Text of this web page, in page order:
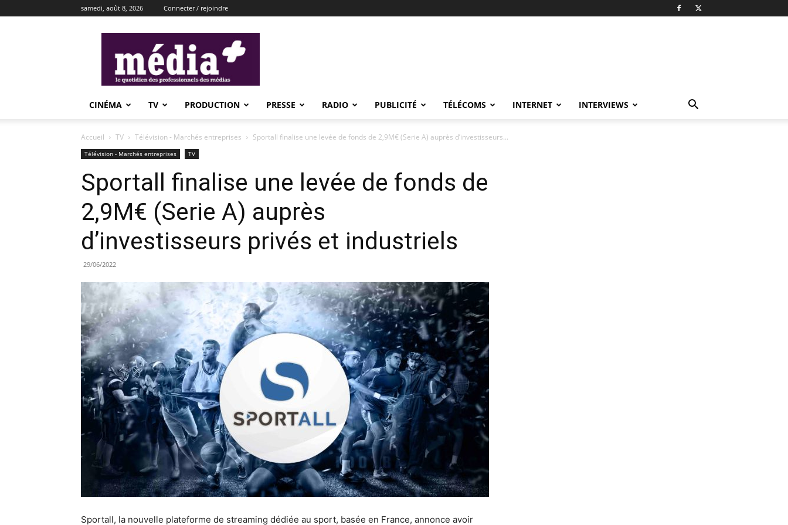
samedi, août 8, 2026 Connecter / rejoindre
CINÉMA TV PRODUCTION PRESSE RADIO PUBLICITÉ TÉLÉCOMS INTERNET INTERVIEWS
Accueil TV Télévision - Marchés entreprises Sportall finalise une levée de fonds de 2,9M€ (Serie A) auprès d’investisseurs...
Télévision - Marchés entreprises TV
Sportall finalise une levée de fonds de
2,9M€ (Serie A) auprès
d’investisseurs privés et industriels
29/06/2022
Sportall, la nouvelle plateforme de streaming dédiée au sport, basée en France, annonce avoir